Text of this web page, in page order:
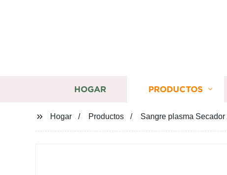
HOGAR PRODUCTOS
Hogar Productos Sangre plasma